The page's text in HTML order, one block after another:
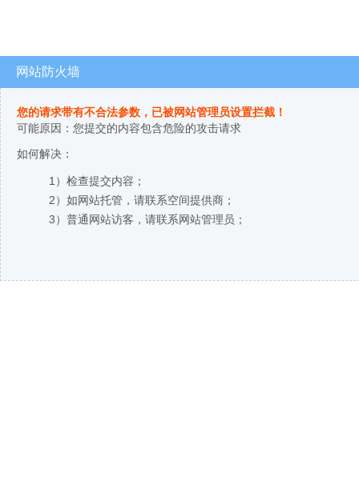
网站防火墙
您的请求带有不合法参数，已被网站管理员设置拦截！
可能原因：您提交的内容包含危险的攻击请求
如何解决：
1）检查提交内容；
2）如网站托管，请联系空间提供商；
3）普通网站访客，请联系网站管理员；